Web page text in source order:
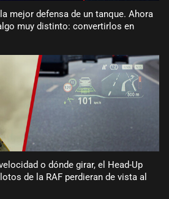
mejor defensa de un tanque. Ahora
muy distinto: convertirlos en
o dónde girar, el Head-Up
de la RAF perdieran de vista al